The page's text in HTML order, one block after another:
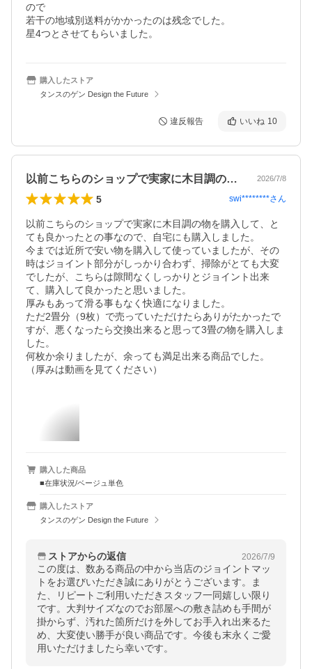
ので
若干の地域別送料がかかったのは残念でした。
星4つとさせてもらいました。
購入したストア
タンスのゲン Design the Future
違反報告 いいね 10
以前こちらのショップで実家に木目調の物… 2026/7/8
5 swi********さん
以前こちらのショップで実家に木目調の物を購入して、と
ても良かったとの事なので、自宅にも購入しました。
今までは近所で安い物を購入して使っていましたが、その
時はジョイント部分がしっかり合わず、掃除がとても大変
でしたが、こちらは隙間なくしっかりとジョイント出来
て、購入して良かったと思いました。
厚みもあって滑る事もなく快適になりました。
ただ2畳分（9枚）で売っていただけたらありがたかったで
すが、悪くなったら交換出来ると思って3畳の物を購入しま
した。
何枚か余りましたが、余っても満足出来る商品でした。
（厚みは動画を見てください）
購入した商品
■在庫状況/ベージュ単色
購入したストア
タンスのゲン Design the Future
ストアからの返信 2026/7/9
この度は、数ある商品の中から当店のジョイントマッ
トをお選びいただき誠にありがとうございます。ま
た、リピートご利用いただきスタッフ一同嬉しい限り
です。大判サイズなのでお部屋への敷き詰めも手間が
掛からず、汚れた箇所だけを外してお手入れ出来るた
め、大変使い勝手が良い商品です。今後も末永くご愛
用いただけましたら幸いです。